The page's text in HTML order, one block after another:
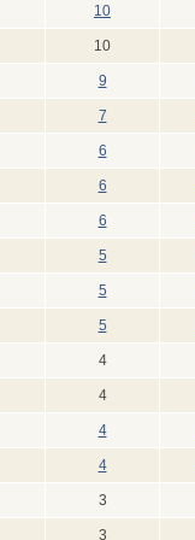
10
10
9
7
6
6
6
5
5
5
4
4
4
4
3
3